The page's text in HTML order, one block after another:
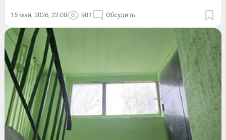
15 мая, 2026, 22:00 981 Обсудить